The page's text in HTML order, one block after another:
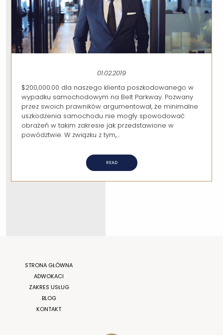
01.02.2019
$200,000.00 dla naszego klienta poszkodowanego w
wypadku samochodowym na Belt Parkway. Pozwany
przez swoich prawników argumentował, że minimalne
uszkodzenia samochodu nie mogły spowodować
obrażeń w takim zakresie jak przedstawione w
powództwie. W związku z tym,...
READ
STRONA GŁÓWNA
ADWOKACI
ZAKRES USŁUG
BLOG
KONTAKT